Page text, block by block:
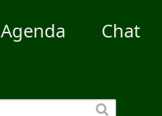
Agenda Chat